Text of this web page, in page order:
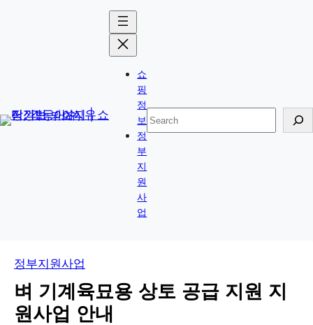
가
쇼
핑
정
보
정
부
지
원
사
업
검
색
정부지원사업
벼 기계육묘용 상토 공급 지원 지
원사업 안내